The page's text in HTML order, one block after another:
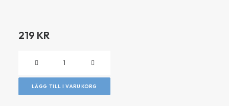
219 KR
No
Scale,
LÄGG TILL I VARUKORG